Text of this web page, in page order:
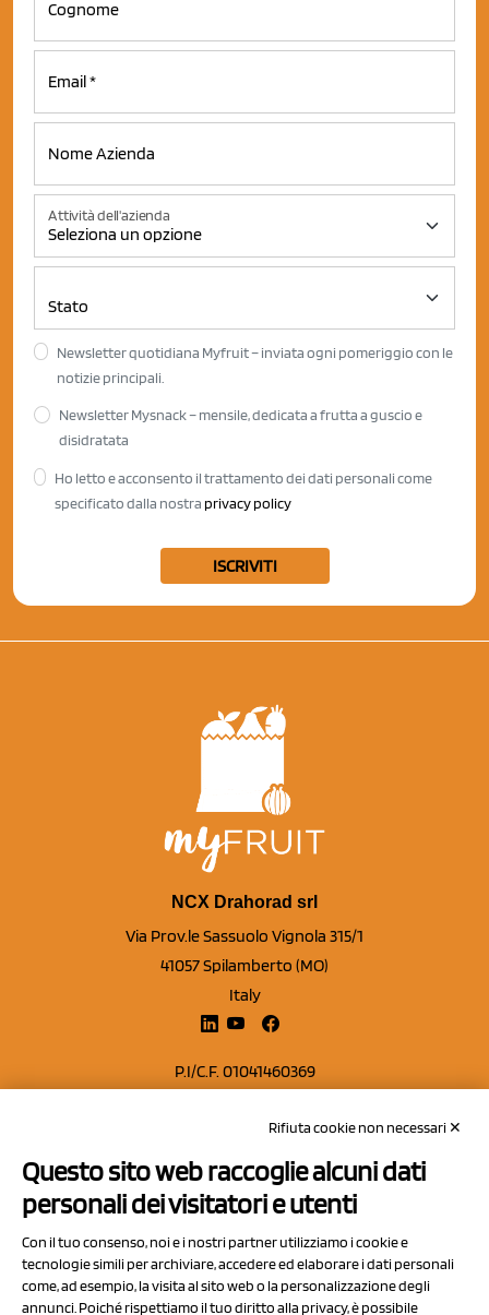
Attività dell'azienda
Newsletter quotidiana Myfruit – inviata ogni pomeriggio con le
notizie principali.
Newsletter Mysnack – mensile, dedicata a frutta a guscio e
disidratata
Ho letto e acconsento il trattamento dei dati personali come
specificato dalla nostra privacy policy
ISCRIVITI
NCX Drahorad srl
Via Prov.le Sassuolo Vignola 315/1
41057 Spilamberto (MO)
Italy
P.I/C.F. 01041460369
Capitale sociale Euro 50.000,00 i.v.
Contatti
Privacy Policy
Cookie Policy
Rifiuta cookie non necessari ✕
Questo sito web raccoglie alcuni dati
personali dei visitatori e utenti
Con il tuo consenso, noi e i nostri partner utilizziamo i cookie e
tecnologie simili per archiviare, accedere ed elaborare i dati personali
come, ad esempio, la visita al sito web o la personalizzazione degli
annunci. Poiché rispettiamo il tuo diritto alla privacy, è possibile